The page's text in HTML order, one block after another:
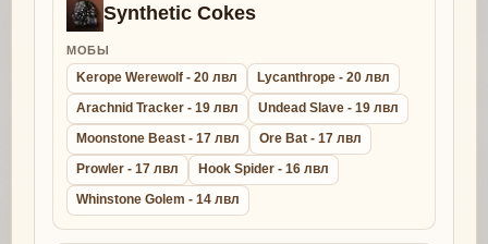
Synthetic Cokes
МОБЫ
Kerope Werewolf - 20 лвл
Lycanthrope - 20 лвл
Arachnid Tracker - 19 лвл
Undead Slave - 19 лвл
Moonstone Beast - 17 лвл
Ore Bat - 17 лвл
Prowler - 17 лвл
Hook Spider - 16 лвл
Whinstone Golem - 14 лвл